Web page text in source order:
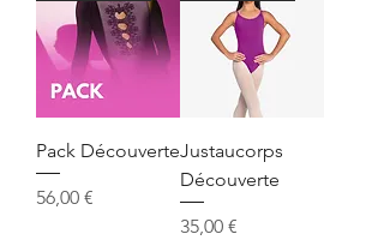
Pack Découverte
Prix
56,00 €
Justaucorps
Découverte
Prix
35,00 €